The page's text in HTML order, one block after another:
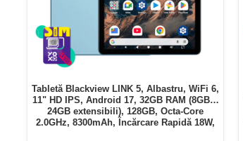
Tabletă Blackview LINK 5, Albastru, WiFi 6,
11" HD IPS, Android 17, 32GB RAM (8GB +
24GB extensibili), 128GB, Octa-Core
2.0GHz, 8300mAh, Încărcare Rapidă 18W,